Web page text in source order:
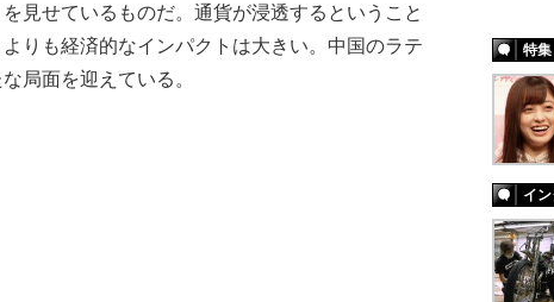
見せているものだ。通貨が浸透するということ
りも経済的なインパクトは大きい。中国のラテ
局面を迎えている。
特集
イ